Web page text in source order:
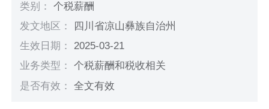
类别：个税薪酬
发文地区：
四川省凉山彝族自治州
生效日期： 2025-03-21
业务类型：个税薪酬和税收相关
是否有效：全文有效